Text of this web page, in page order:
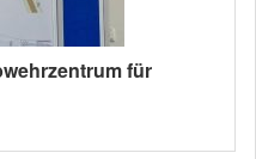
für